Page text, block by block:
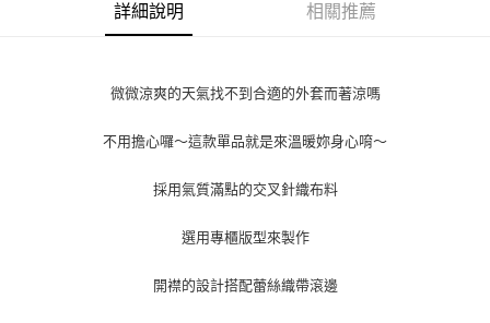
１．透過由恩沛科技股份有限公司提供之「AFTEE先享後付」服務完成之交
https://aftee.tw/terms/#terms3
時審查核予不同之上限額度；若仍有額度不足之情形，本公司將視審查結果
恩沛科技股份有限公司將有權停止該用戶之使用額度並採取法律行動。
每筆NT$100，滿NT$1,000(含以上)免運費
詳細說明 相關推薦
微微涼爽的天氣找不到合適的外套而著涼嗎
不用擔心囉～這款單品就是來溫暖妳身心唷～
採用氣質滿點的交叉針織布料
選用專櫃版型來製作
開襟的設計搭配蕾絲織帶滾邊